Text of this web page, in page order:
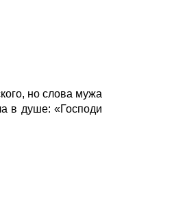
но слова мужа
в душе: «Господи